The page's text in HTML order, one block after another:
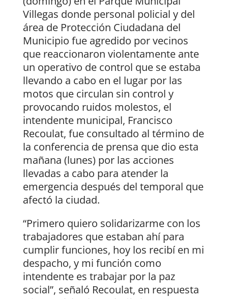
Villegas donde personal policial y del
área de Protección Ciudadana del
Municipio fue agredido por vecinos
que reaccionaron violentamente ante
un operativo de control que se estaba
llevando a cabo en el lugar por las
motos que circulan sin control y
provocando ruidos molestos, el
intendente municipal, Francisco
Recoulat, fue consultado al término de
la conferencia de prensa que dio esta
mañana (lunes) por las acciones
llevadas a cabo para atender la
emergencia después del temporal que
afectó la ciudad.
“Primero quiero solidarizarme con los
trabajadores que estaban ahí para
cumplir funciones, hoy los recibí en mi
despacho, y mi función como
intendente es trabajar por la paz
social”, señaló Recoulat, en respuesta